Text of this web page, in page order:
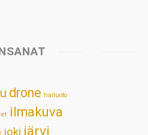
drone hailuoto
ilmakuva
joki järvi